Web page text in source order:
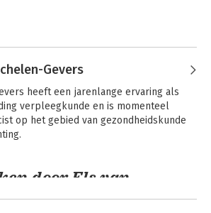
Specifieke
assisterenden
Gevers
heeft een jarenlange ervaring als
verpleegkunde en is momenteel
op het gebied van gezondheidskunde
door Els van